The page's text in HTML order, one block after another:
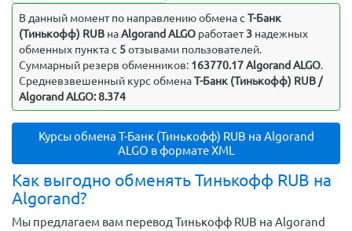
В данный момент по направлению обмена c Т-Банк
(Тинькофф) RUBнаAlgorand ALGOработает3надежных
обменных пункта с 5отзывами пользователей.
Суммарный резерв обменников: 163770.17 Algorand ALGO.
Средневзвешенный курс обменаТ-Банк (Тинькофф) RUB /
Algorand ALGO: 8.374
Курсы обмена Т-Банк (Тинькофф) RUB на Algorand
ALGO в формате XML
Как выгодно обменять Тинькофф RUB на
Algorand?
Мы предлагаем вам перевод Тинькофф RUB на Algorand